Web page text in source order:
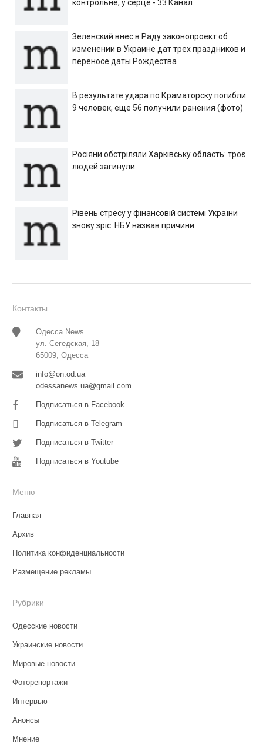
контрольне, у серце - 33 Канал
Зеленский внес в Раду законопроект об
изменении в Украине дат трех праздников и
переносе даты Рождества
В результате удара по Краматорску погибли
9 человек, еще 56 получили ранения (фото)
Росіяни обстріляли Харківську область: троє
людей загинули
Рівень стресу у фінансовій системі України
знову зріс: НБУ назвав причини
Контакты
Одесса News
ул. Сегедская, 18
65009, Одесса
info@on.od.ua
odessanews.ua@gmail.com
Подписаться в Facebook
Подписаться в Telegram
Подписаться в Twitter
Подписаться в Youtube
Меню
Главная
Архив
Политика конфиденциальности
Размещение рекламы
Рубрики
Одесские новости
Украинские новости
Мировые новости
Фоторепортажи
Интервью
Анонсы
Мнение